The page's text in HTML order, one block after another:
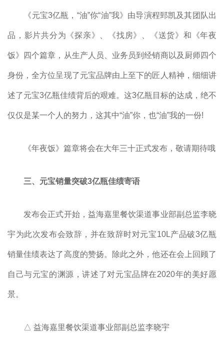
《元宝3亿瓶，“油”你“油”我》由导演程郅凯及其团队出
品，影片共分为《探亲》、《找房》、《送货》和《年夜
饭》四个篇章，从生产人员、业务员到经销商以及厨师四个
身份，全方位呈现了元宝品牌由上至下的匠人精神，细细讲
述了元宝3亿瓶佳绩背后的艰难。这3亿瓶目标的达成，绝不
仅仅是某一个人的努力，这其中“油”你，也“油”我的一份!
《年夜饭》篇章将会在大年三十正式发布，敬请期待哦
三、元宝销量突破3亿瓶佳绩寄语
发布会正式开始，益海嘉里餐饮渠道事业部副总监李晓
宇为此次发布会致辞，并在致辞时对元宝10L产品破3亿瓶
销量佳绩表达了高度的赞扬。除此之外，他还在会上回顾了
自己与元宝的渊源，讲述了对元宝品牌在2020年的美好愿
景。
△ 益海嘉里餐饮渠道事业部副总监李晓宇